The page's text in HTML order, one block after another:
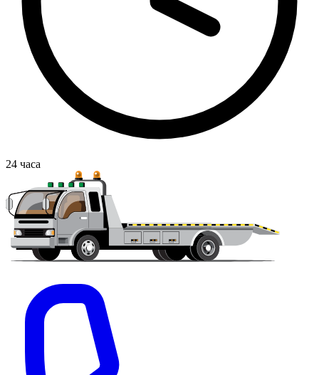
24 часа